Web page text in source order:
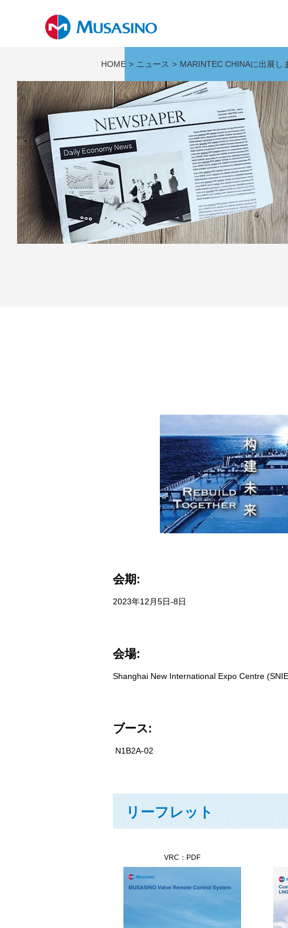
HOME ニュース MARINTEC CHINAに出展し
会期:
2023年12月5日-8日
会場:
Shanghai New International Expo Centre
ブース:
N1B2A-02
リーフレット
VRC：PDF